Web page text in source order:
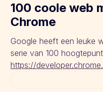
100 coole web
Chrome
Google heeft een leuke
serie van 100
https://